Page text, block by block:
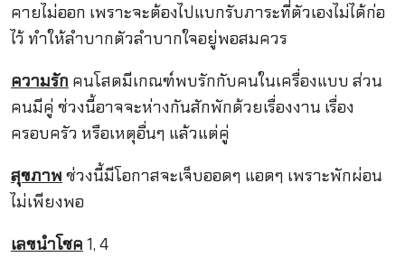
คายไม่ออก เพราะจะต้องไปแบกรับภาระที่ตัวเองไม่ได้ก่อ
ไว้ ทำให้ลำบากตัวลำบากใจอยู่พอสมควร
ความรัก คนโสดมีเกณฑ์พบรักกับคนในเครื่องแบบ ส่วน
คนมีคู่ ช่วงนี้อาจจะห่างกันสักพักด้วยเรื่องงาน เรื่อง
ครอบครัว หรือเหตุอื่นๆ แล้วแต่คู่
สุขภาพ ช่วงนี้มีโอกาสจะเจ็บออดๆ แอดๆ เพราะพักผ่อน
ไม่เพียงพอ
เลขนำโชค 1, 4